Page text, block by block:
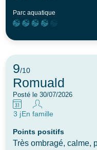
Parc aquatique
9/10
Romuald
Posté le 30/07/2026
3 jEn famille
Points positifs
Très ombragé, calme,